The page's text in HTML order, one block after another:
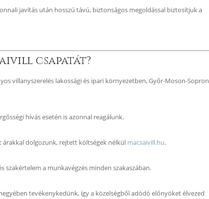
javítás után hosszú távú, biztonságos megoldással biztosítjuk a
csapatát?
villanyszerelés lakossági és ipari környezetben, Győr-Moson-Sopron
hívás esetén is azonnal reagálunk.
dolgozunk, rejtett költségek nélkül macsaivill.hu.
szakértelem a munkavégzés minden szakaszában.
tevékenykedünk, így a közelségből adódó előnyöket élvezed